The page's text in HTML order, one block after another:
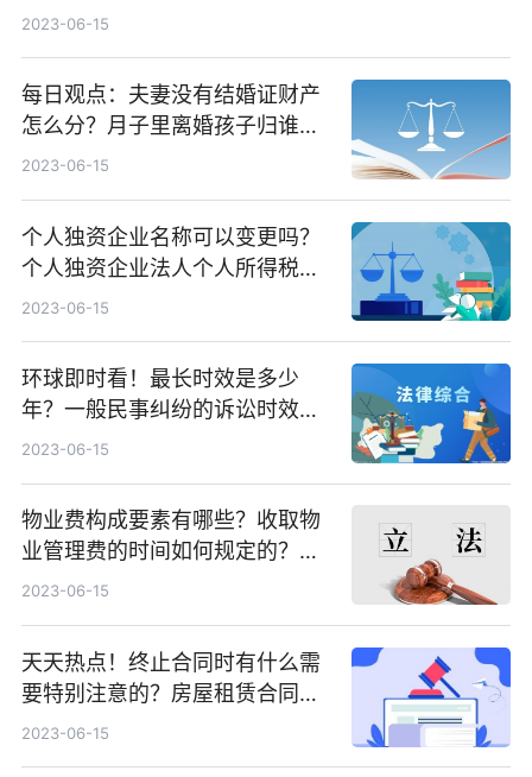
安商工作纪实
2023-06-15
每日观点：夫妻没有结婚证财产
怎么分？月子里离婚孩子归谁呢
能离婚吗？
2023-06-15
个人独资企业名称可以变更吗？
个人独资企业法人个人所得税怎
么报？
2023-06-15
环球即时看！最长时效是多少
年？一般民事纠纷的诉讼时效为
二年吗？民事诉讼时效中断的具
2023-06-15
物业费构成要素有哪些？收取物
业管理费的时间如何规定的？物
业费构成要素有哪些？
2023-06-15
天天热点！终止合同时有什么需
要特别注意的？房屋租赁合同应
注意哪些事项？
2023-06-15